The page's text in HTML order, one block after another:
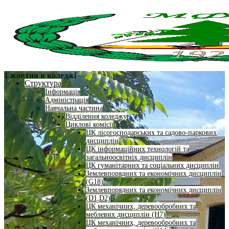
Структура
Інформація
Адміністрація
Навчальна частина
Відділення коледжу
Циклові комісії
ЦК лісогосподарських та садово-паркових
дисциплін
ЦК інформаційних технологій та
загальноосвітніх дисциплін
ЦК гуманітарних та соціальних дисциплін
Землевпорядних та економічних дисциплін
(G18)
Землевпорядних та економічних дисциплін
(D1,D2)
ЦК механічних, деревообробних та
меблевих дисциплін (H7)
ЦК механічних, деревообробних та
1 жовтня в коледжі